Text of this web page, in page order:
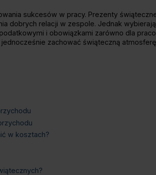
sukcesów w pracy. Prezenty
dobrych relacji w zespole. Jednak
i obowiązkami zarówno dla
zachować świąteczną
w kosztach?